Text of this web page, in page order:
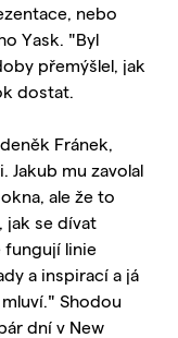
nebo
Yask. "Byl
přemýšlel, jak
dostat.
Fránek,
Jakub mu zavolal
ale že to
jak se dívat
fungují linie
a inspirací a já
Shodou
dní v New